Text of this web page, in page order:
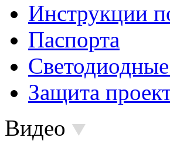
Инструкции
Паспорта
Защита
Видео